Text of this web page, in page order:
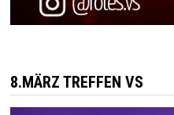
8.MÄRZ TREFFEN VS